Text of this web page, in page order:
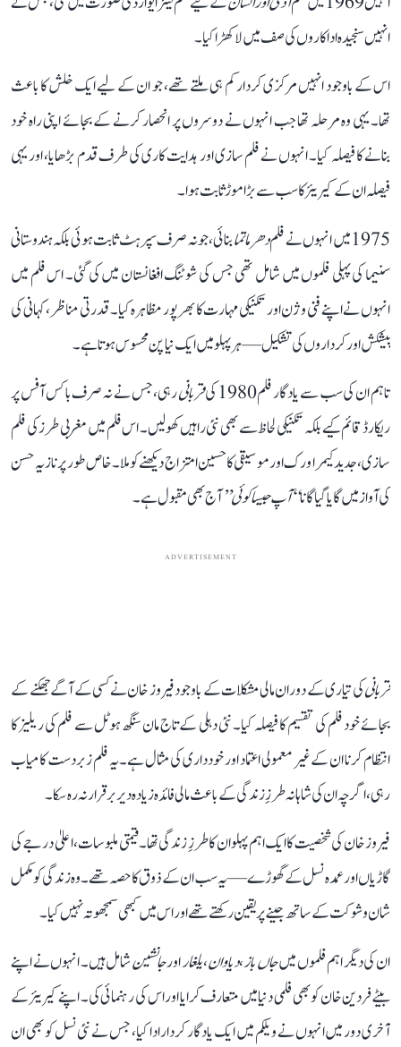
انہیں سنجیدہ اداکاروں کی صف میں لا کھڑا کیا۔
اس کے باوجود انہیں مرکزی کردار کم ہی ملتے تھے، جو ان کے لیے ایک خلش کا باعث
تھا۔ یہی وہ مرحلہ تھا جب انہوں نے دوسروں پر انحصار کرنے کے بجائے اپنی راہ خود
بنانے کا فیصلہ کیا۔ انہوں نے فلم سازی اور ہدایت کاری کی طرف قدم بڑھایا، اور یہی
فیصلہ ان کے کیریئر کا سب سے بڑا موڑ ثابت ہوا۔
1975 میں انہوں نے فلم
دھرماتمابنائی، جو نہ صرف سپرہٹ ثابت ہوئی بلکہ ہندوستانی
سنیما کی پہلی فلموں میں شامل تھی جس کی شوٹنگ افغانستان میں کی گئی۔ اس فلم میں
انہوں نے اپنے فنی وژن اور تکنیکی مہارت کا بھرپور مظاہرہ کیا۔ قدرتی مناظر، کہانی کی
پیشکش اور کرداروں کی تشکیل—ہر پہلو میں ایک نیا پن محسوس ہوتا ہے۔
تاہم ان کی سب سے یادگار فلم 1980 کی
قربانیرہی، جس نے نہ صرف باکس آفس پر
ریکارڈ قائم کیے بلکہ تکنیکی لحاظ سے بھی نئی راہیں کھولیں۔ اس فلم میں مغربی طرز کی فلم
سازی، جدید کیمرا ورک اور موسیقی کا حسین امتزاج دیکھنے کو ملا۔ خاص طور پر نازیہ حسن
کی آواز میں گایا گیا گانا“آپ جیسا کوئی”آج بھی مقبول ہے۔
ADVERTISEMENT
قربانیکی تیاری کے دوران مالی مشکلات کے باوجود فیروز خان نے کسی کے آگے جھکنے کے
بجائے خود فلم کی تقسیم کا فیصلہ کیا۔ نئی دہلی کے تاج مان سنگھ ہوٹل سے فلم کی ریلیز کا
انتظام کرنا ان کے غیر معمولی اعتماد اور خودداری کی مثال ہے۔ یہ فلم زبردست کامیاب
رہی، اگرچہ ان کی شاہانہ طرزِ زندگی کے باعث مالی فائدہ زیادہ دیر برقرار نہ رہ سکا۔
فیروز خان کی شخصیت کا ایک اہم پہلو ان کا طرزِ زندگی تھا۔ قیمتی ملبوسات، اعلیٰ درجے کی
گاڑیاں اور عمدہ نسل کے گھوڑے—یہ سب ان کے ذوق کا حصہ تھے۔ وہ زندگی کو مکمل
شان و شوکت کے ساتھ جینے پر یقین رکھتے تھے اور اس میں کبھی سمجھوتہ نہیں کیا۔
ان کی دیگر اہم فلموں میںجاں باز،دیاوان،یلغاراورجانشینشامل ہیں۔ انہوں نے اپنے
بیٹے فردین خان کو بھی فلمی دنیا میں متعارف کرایا اور اس کی رہنمائی کی۔ اپنے کیریئر کے
آخری دور میں انہوں نے ویلکم میں ایک یادگار کردار ادا کیا، جس نے نئی نسل کو بھی ان